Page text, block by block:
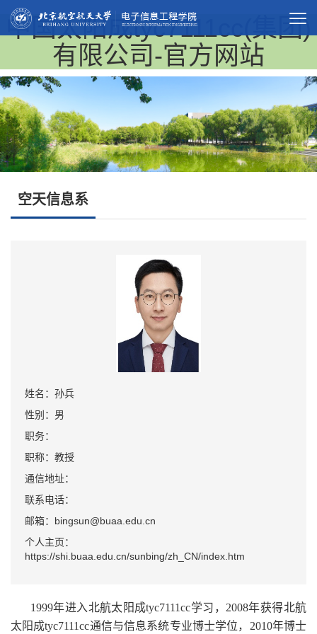
中国太阳成tyc7111cc(集团)
有限公司-官方网站
空天信息系
姓名：孙兵
性别：男
职务：
职称：教授
通信地址：
联系电话：
邮箱：bingsun@buaa.edu.cn
个人主页：
https://shi.buaa.edu.cn/sunbing/zh_CN/index.htm
1999年进入北航太阳成tyc7111cc学习，2008年获得北航
太阳成tyc7111cc通信与信息系统专业博士学位，2010年博士